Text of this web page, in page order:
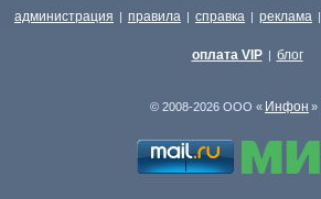
администрация | правила | справка | реклама |
оплата VIP | блог
© 2008-2026 ООО « Инфон »